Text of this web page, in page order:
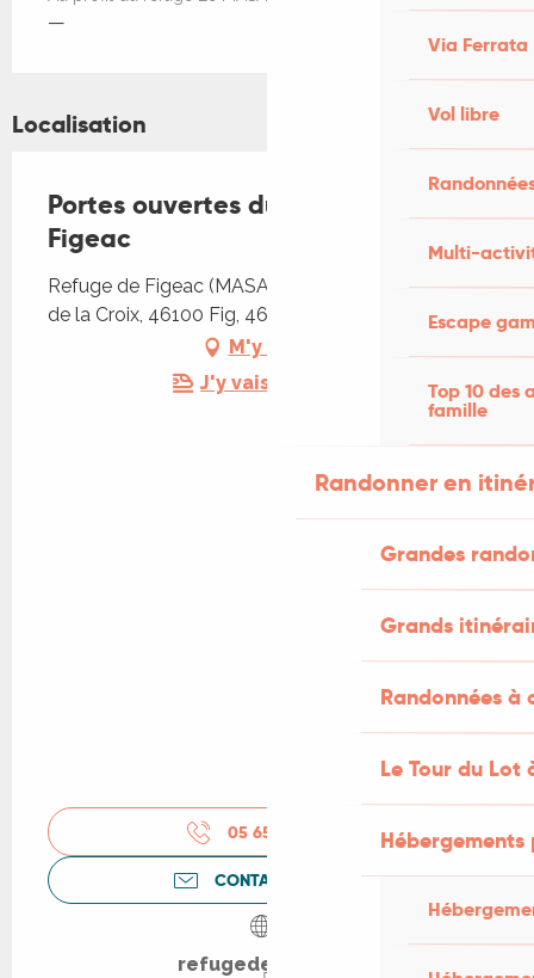
Via Ferrata
Vol libre
Multi-
Escape
Top 10 des
famille
Randonner en
Grandes
Grands
Randonnées
Le Tour du Lot
—
Localisation
Portes ouvertes du refuge de
Figeac
Refuge de Figeac (MASAQ), 68 impasse du Mas
de la Croix, 46100 Fig, 46100 Figeac
M'y rendre
J'y vais en train !
05 65 34 19
CONTACTEZ-NOUS
refugedefigeac.fr